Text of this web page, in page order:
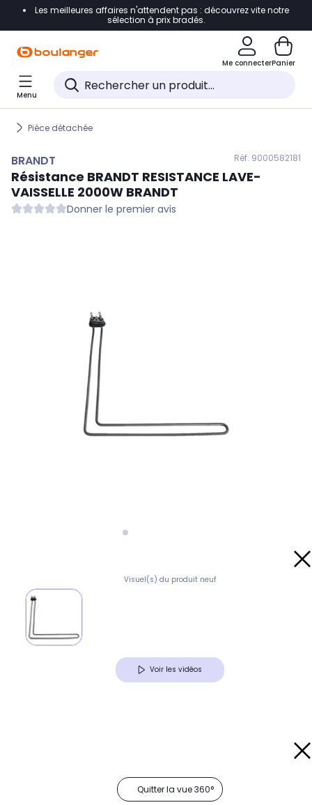
Accéder directement à la navigation
Accéder directement au pied de page
Accéder directement au chatbot
Les meilleures affaires n'attendent pas : découvrez vite notre
sélection à prix bradés.
Me connecterPanier
Menu
Pièce détachée
BRANDT Réf. 9000582181
Résistance BRANDT RESISTANCE LAVE-
VAISSELLE 2000W BRANDT
Donner le premier avis
Visuel(s) du produit neuf
Voir les vidéos
Quitter la vue 360°